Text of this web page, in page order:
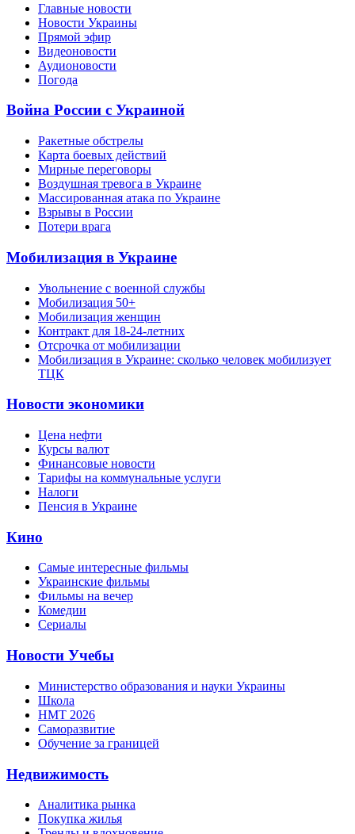
Главные новости
Новости Украины
Прямой эфир
Видеоновости
Аудионовости
Погода
Война России с Украиной
Ракетные обстрелы
Карта боевых действий
Мирные переговоры
Воздушная тревога в Украине
Массированная атака по Украине
Взрывы в России
Потери врага
Мобилизация в Украине
Увольнение с военной службы
Мобилизация 50+
Мобилизация женщин
Контракт для 18-24-летних
Отсрочка от мобилизации
Мобилизация в Украине: сколько человек мобилизует
ТЦК
Новости экономики
Цена нефти
Курсы валют
Финансовые новости
Тарифы на коммунальные услуги
Налоги
Пенсия в Украине
Кино
Самые интересные фильмы
Украинские фильмы
Фильмы на вечер
Комедии
Сериалы
Новости Учебы
Министерство образования и науки Украины
Школа
НМТ 2026
Саморазвитие
Обучение за границей
Недвижимость
Аналитика рынка
Покупка жилья